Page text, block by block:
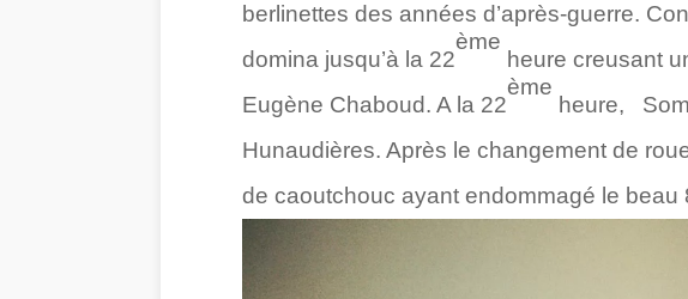
berlinettes des années d’après-guerre.
domina jusqu’à la 22
ème
heure creusant
Eugène Chaboud. A la 22
ème
heure,
Hunaudières. Après le changement de
de caoutchouc ayant endommagé le beau